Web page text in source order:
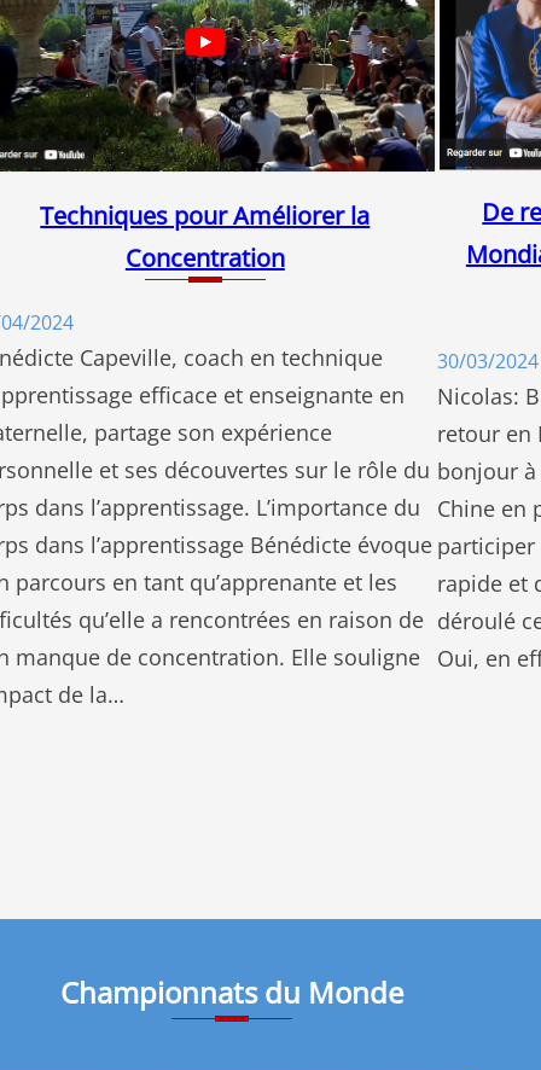
Techniques pour Améliorer la
Concentration
2024
Capeville, coach en technique
efficace et enseignante en
partage son expérience
et ses découvertes sur le rôle du
dans l’apprentissage. L’importance du
dans l’apprentissage Bénédicte évoque
parcours en tant qu’apprenante et les
qu’elle a rencontrées en raison de
manque de concentration. Elle souligne
de la…
De
30/03/2024
Nicolas:
retour en
bonjour
Chine en
rapide et
déroulé
Oui, en
Championnats du Monde